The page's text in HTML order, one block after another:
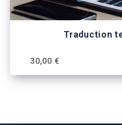
Traduction
30,00 €